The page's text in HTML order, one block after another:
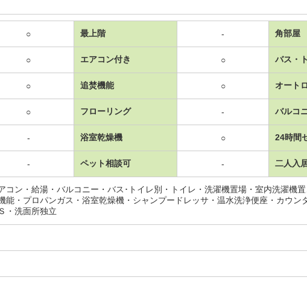
○ 最上階 - 角部屋
○ エアコン付き ○ バス・
○ 追焚機能 ○ オート
○ フローリング - バルコ
- 浴室乾燥機 ○ 24時間
- ペット相談可 - 二人入
コン・給湯・バルコニー・バス･トイレ別・トイレ・洗濯機置場・室内洗濯機
能・プロパンガス・浴室乾燥機・シャンプードレッサ・温水洗浄便座・カウン
・洗面所独立